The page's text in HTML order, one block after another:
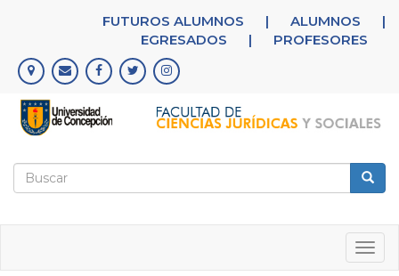
principal
FUTUROS ALUMNOS | ALUMNOS
|
EGRESADOS
| PROFESORES
Formulario